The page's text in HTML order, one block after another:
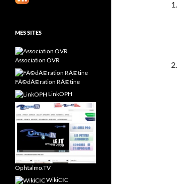
MES SITES
Association OVR
FÃ©dÃ©ration RÃ©tine
LinkOPH
Ophtalmo.TV
WikiCIC